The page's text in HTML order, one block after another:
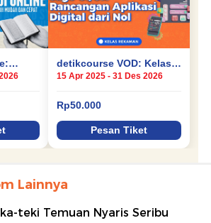
Lainnya
teki Temuan Nyaris Seribu